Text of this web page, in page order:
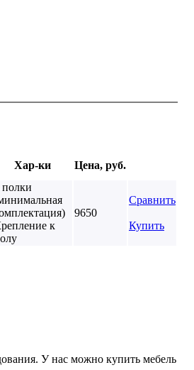
Хар-ки Цена, руб.
полки
к
9650
Сравнить
Купить
У нас можно купить мебель